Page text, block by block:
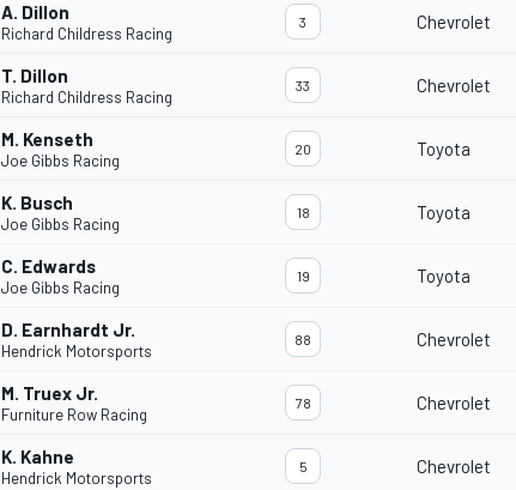
A. Dillon
Richard Childress Racing
3 Chevrolet
T. Dillon
Richard Childress Racing
33 Chevrolet
M. Kenseth
Joe Gibbs Racing
20 Toyota
K. Busch
Joe Gibbs Racing
18 Toyota
C. Edwards
Joe Gibbs Racing
19 Toyota
D. Earnhardt Jr.
Hendrick Motorsports
88 Chevrolet
M. Truex Jr.
Furniture Row Racing
78 Chevrolet
K. Kahne
Hendrick Motorsports
5 Chevrolet